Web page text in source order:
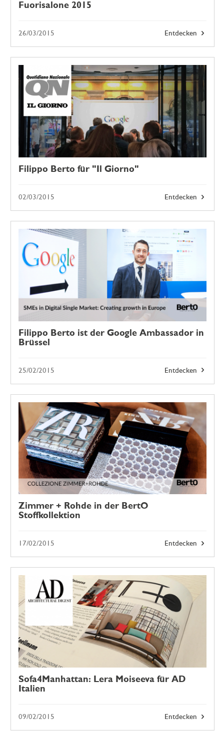
Fuorisalone 2015
Entdecken
26/03/2015
Filippo Berto für "Il Giorno"
Entdecken
02/03/2015
Filippo Berto ist der Google Ambassador in
Brüssel
Entdecken
25/02/2015
Zimmer + Rohde in der BertO
Stoffkollektion
Entdecken
17/02/2015
Sofa4Manhattan: Lera Moiseeva für AD
Italien
Entdecken
09/02/2015